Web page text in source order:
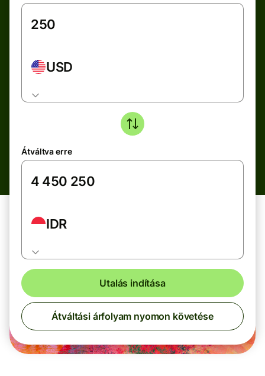
USD
Átváltva erre
IDR
Utalás indítása
Átváltási árfolyam nyomon követése